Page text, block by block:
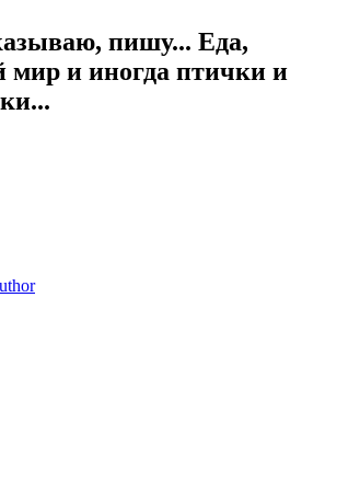
пишу... Еда,
и иногда птички и